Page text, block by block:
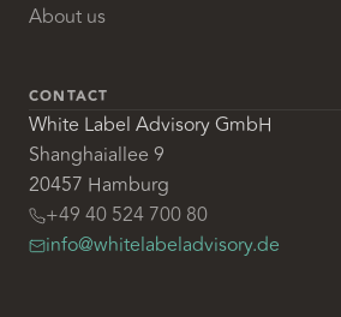
About us
CONTACT
White Label Advisory GmbH
Shanghaiallee 9
20457 Hamburg
+49 40 524 700 80
info@whitelabeladvisory.de